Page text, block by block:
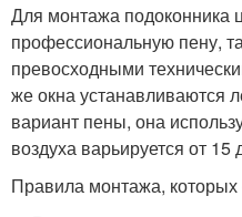
Для монтажа подоконника
профессиональную пену,
превосходными
же окна устанавливаются
вариант пены, она
воздуха варьируется от 15
Правила монтажа, которых